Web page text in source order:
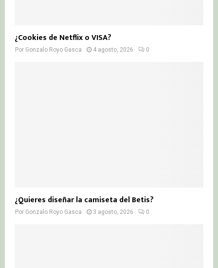
¿Cookies de Netflix o VISA?
Por Gonzalo Royo Gasca 4 agosto, 2026 0
¿Quieres diseñar la camiseta del Betis?
Por Gonzalo Royo Gasca 3 agosto, 2026 0